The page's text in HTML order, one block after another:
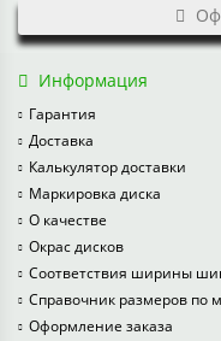
Информация
Гарантия
Доставка
Калькулятор доставки
Маркировка диска
О качестве
Окрас дисков
Соответствия ширины
Справочник размеров по
Оформление заказа